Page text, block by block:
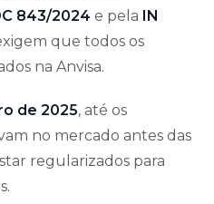
843/2024 e pela IN
que todos os
na Anvisa.
de 2025, até os
no mercado antes das
regularizados para